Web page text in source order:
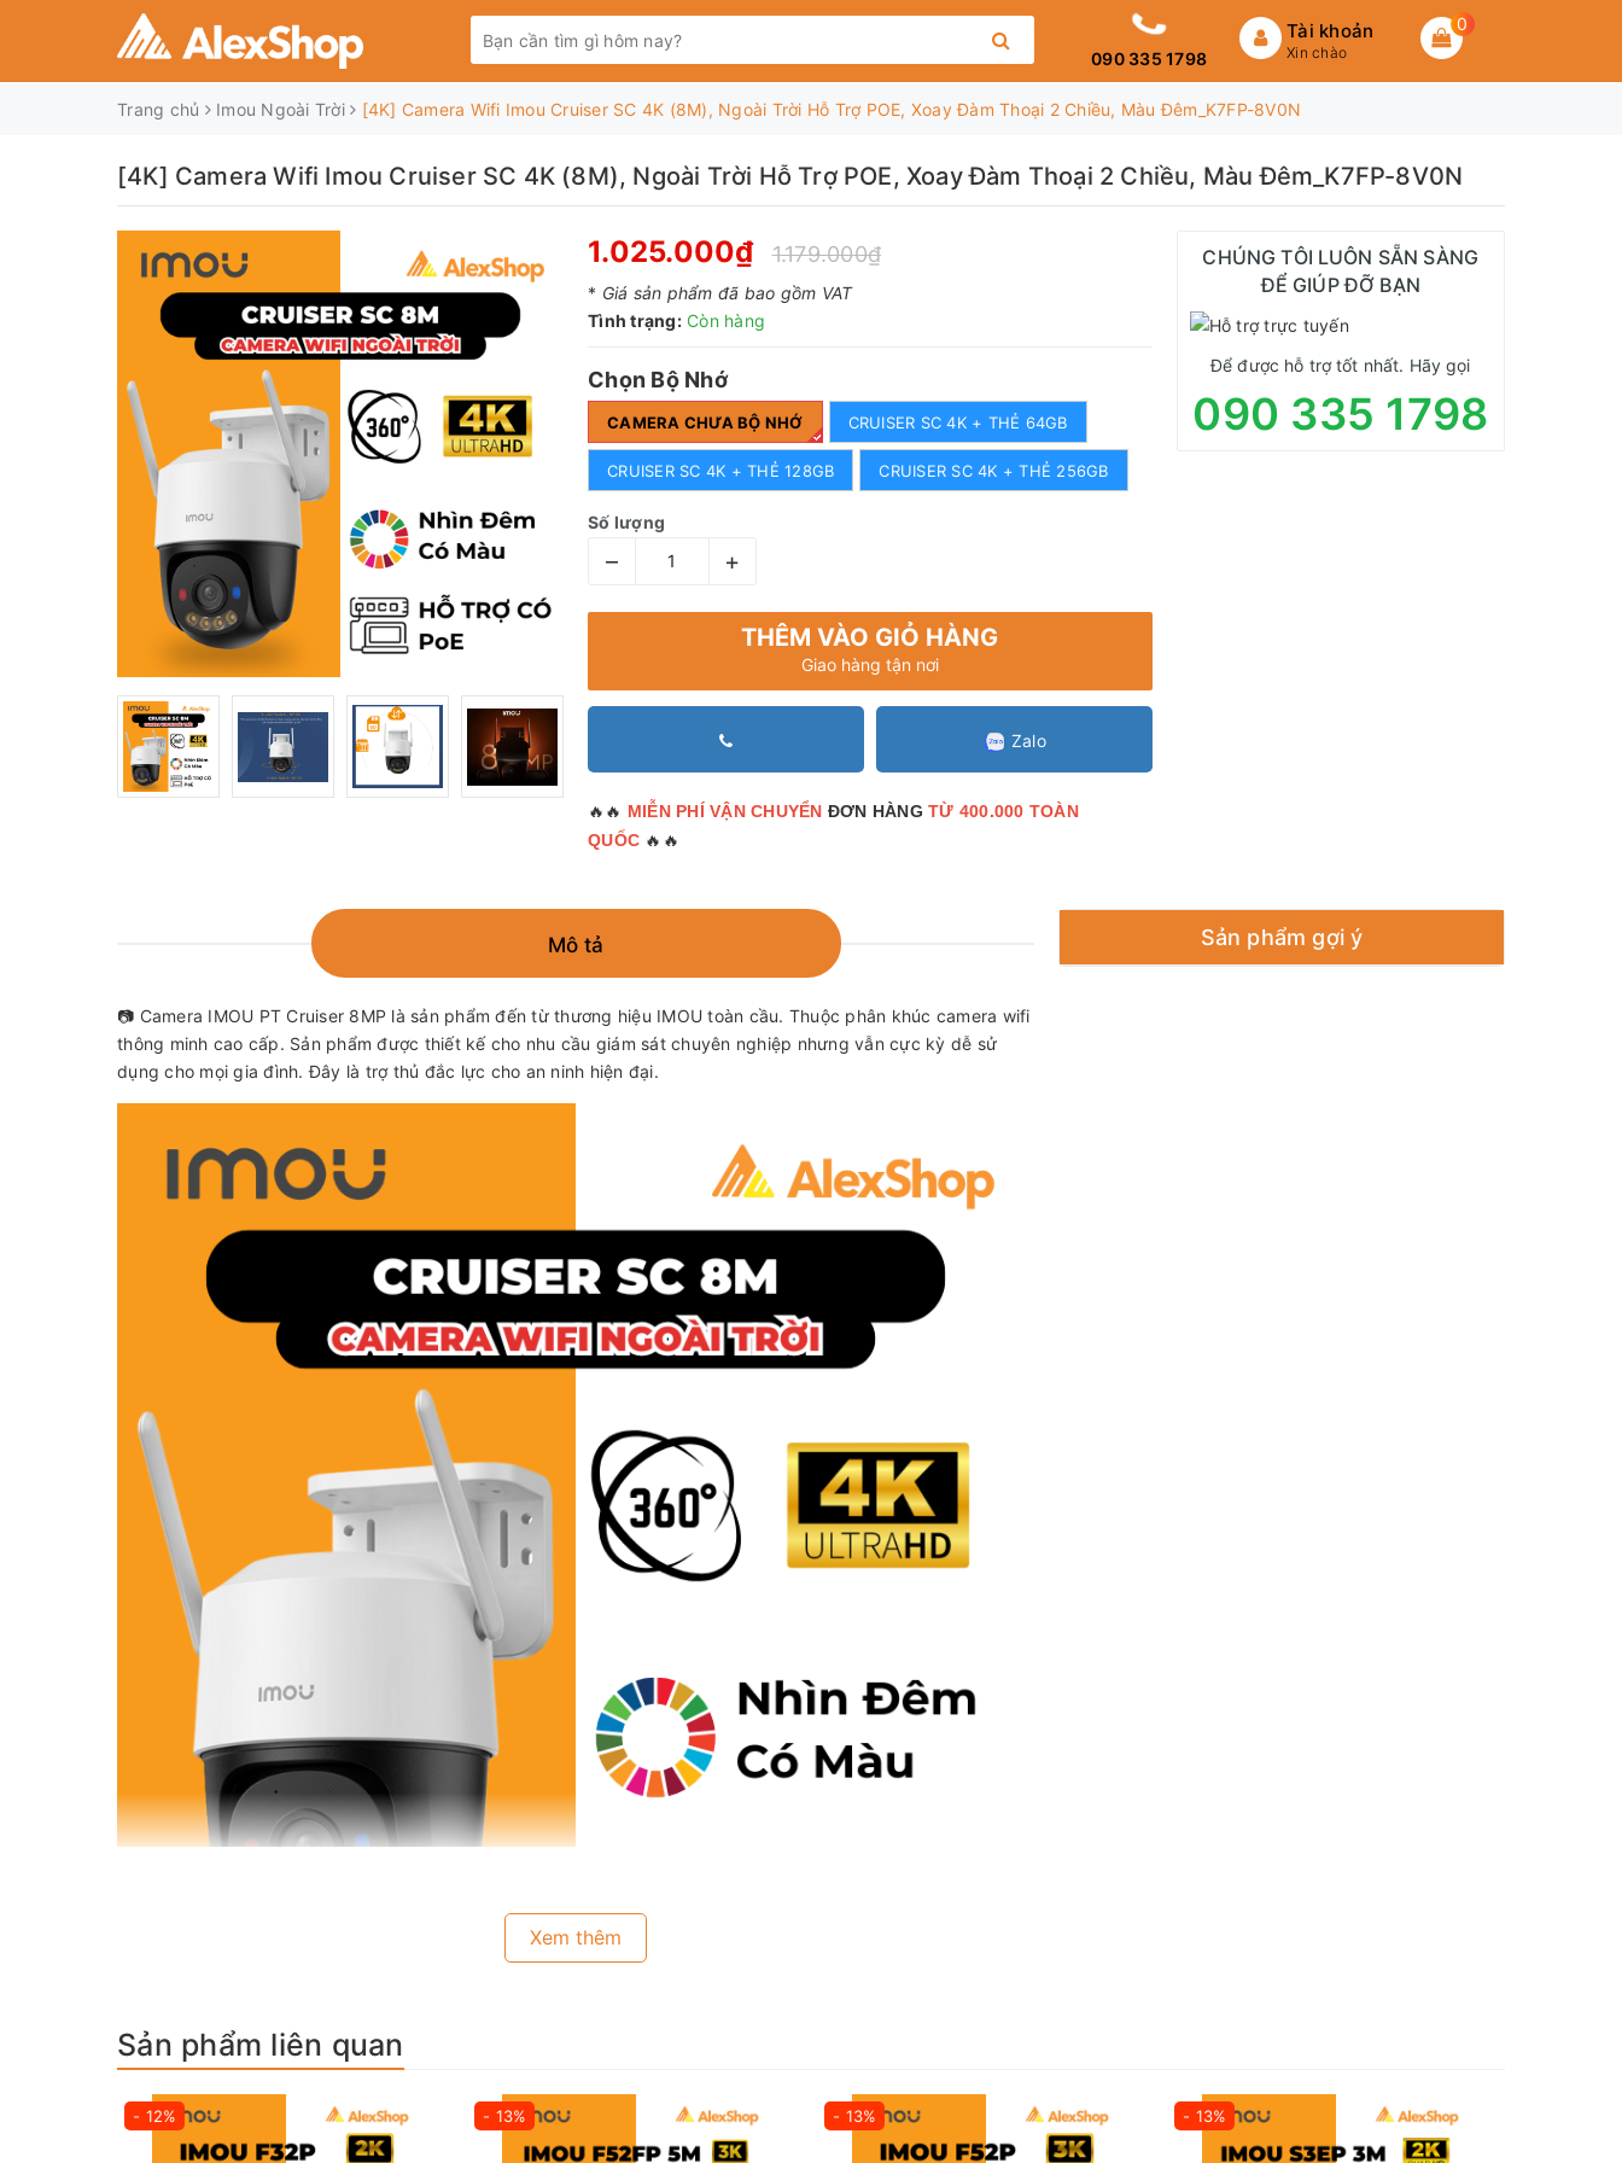
090 335 1798
Tài khoản
Xin chào
0
Trang chủ Imou Ngoài Trời [4K] Camera Wifi Imou Cruiser SC 4K (8M), Ngoài Trời Hỗ Trợ POE, Xoay Đàm Thoại 2 Chiều, Màu Đêm_K7FP-8V0N
[4K] Camera Wifi Imou Cruiser SC 4K (8M), Ngoài Trời Hỗ Trợ POE, Xoay Đàm Thoại 2 Chiều, Màu Đêm_K7FP-8V0N
1.025.000₫ 1.179.000₫
* Giá sản phẩm đã bao gồm VAT
Tình trạng: Còn hàng
Chọn Bộ Nhớ
CAMERA CHƯA BỘ NHỚ CRUISER SC 4K + THẺ 64GB
CRUISER SC 4K + THẺ 128GB CRUISER SC 4K + THẺ 256GB
Số lượng
– +
THÊM VÀO GIỎ HÀNG
Giao hàng tận nơi
Zalo
🔥🔥 MIỄN PHÍ VẬN CHUYỂN ĐƠN HÀNG TỪ 400.000 TOÀN
QUỐC 🔥🔥
CHÚNG TÔI LUÔN SẴN SÀNG
ĐỂ GIÚP ĐỠ BẠN
Để được hỗ trợ tốt nhất. Hãy gọi
090 335 1798
Mô tả
📷 Camera IMOU PT Cruiser 8MP là sản phẩm đến từ thương hiệu IMOU toàn cầu. Thuộc phân khúc camera wifi
thông minh cao cấp. Sản phẩm được thiết kế cho nhu cầu giám sát chuyên nghiệp nhưng vẫn cực kỳ dễ sử
dụng cho mọi gia đình. Đây là trợ thủ đắc lực cho an ninh hiện đại.
🔥🔥🔥[4K] Camera Wifi Imou Cruiser SC 4K (8M), Ngoài Trời Hỗ Trợ POE, Xoay Đàm Thoại 2 Chiều, Màu
Xem thêm
Sản phẩm gợi ý
Sản phẩm liên quan
- 12% - 13% - 13% - 13%